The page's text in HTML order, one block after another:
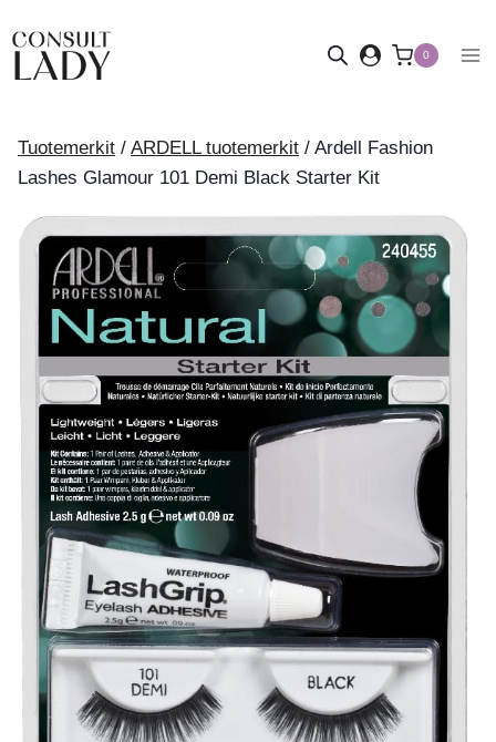
sisältöön
0
Tuotemerkit / ARDELL tuotemerkit / Ardell Fashion
Lashes Glamour 101 Demi Black Starter Kit